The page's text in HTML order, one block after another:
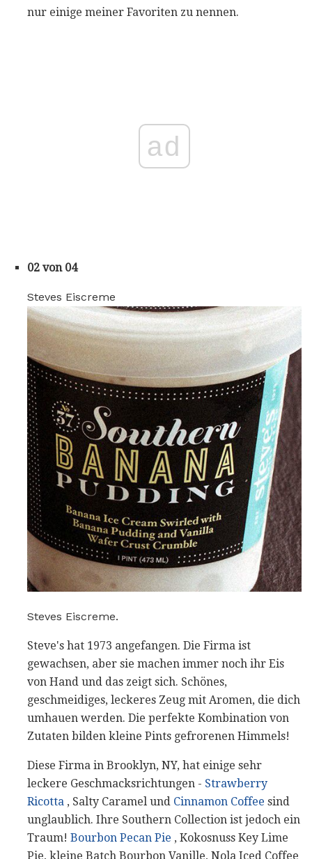
nur einige meiner Favoriten zu nennen.
ad
02 von 04
Steves Eiscreme
Steves Eiscreme.
Steve's hat 1973 angefangen. Die Firma ist
gewachsen, aber sie machen immer noch ihr Eis
von Hand und das zeigt sich. Schönes,
geschmeidiges, leckeres Zeug mit Aromen, die dich
umhauen werden. Die perfekte Kombination von
Zutaten bilden kleine Pints ​​gefrorenen Himmels!
Diese Firma in Brooklyn, NY, hat einige sehr
leckere Geschmacksrichtungen - Strawberry
Ricotta , Salty Caramel und Cinnamon Coffee sind
unglaublich. Ihre Southern Collection ist jedoch ein
Traum! Bourbon Pecan Pie , Kokosnuss Key Lime
Pie, kleine Batch Bourbon Vanille, Nola Iced Coffee